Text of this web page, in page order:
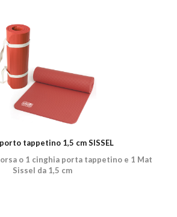
tappetino 1,5 cm SISSEL
o 1 cinghia porta tappetino e 1 Mat
Sissel da 1,5 cm